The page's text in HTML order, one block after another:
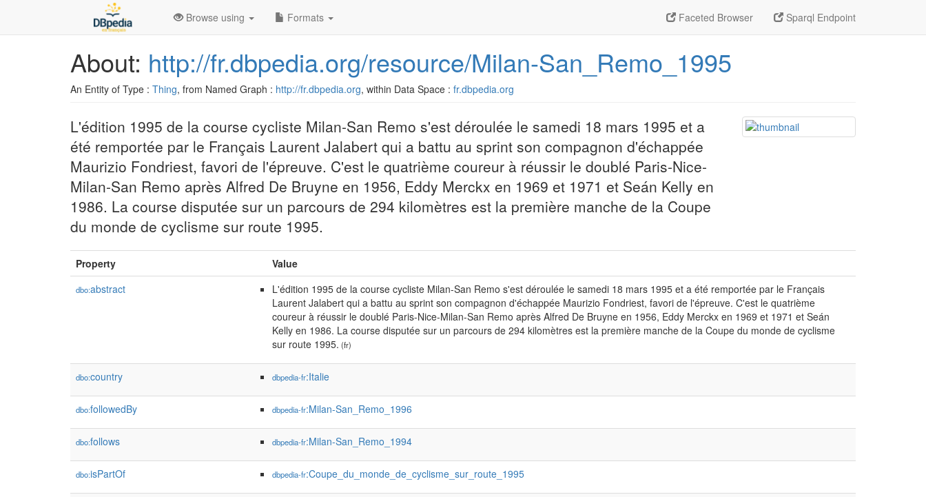
Faceted Browser Sparql Endpoint
Browse using Formats
About: http://fr.dbpedia.org/resource/Milan-San_Remo_1995
An Entity of Type : Thing, from Named Graph : http://fr.dbpedia.org, within Data Space : fr.dbpedia.org
L'édition 1995 de la course cycliste Milan-San Remo s'est déroulée le samedi 18 mars 1995 et a
été remportée par le Français Laurent Jalabert qui a battu au sprint son compagnon d'échappée
Maurizio Fondriest, favori de l'épreuve. C'est le quatrième coureur à réussir le doublé Paris-Nice-
Milan-San Remo après Alfred De Bruyne en 1956, Eddy Merckx en 1969 et 1971 et Seán Kelly en
1986. La course disputée sur un parcours de 294 kilomètres est la première manche de la Coupe
du monde de cyclisme sur route 1995.
Property Value
dbo:abstract
L'édition 1995 de la course cycliste Milan-San Remo s'est déroulée le samedi 18 mars 1995 et a été remportée par le Français
Laurent Jalabert qui a battu au sprint son compagnon d'échappée Maurizio Fondriest, favori de l'épreuve. C'est le quatrième
coureur à réussir le doublé Paris-Nice-Milan-San Remo après Alfred De Bruyne en 1956, Eddy Merckx en 1969 et 1971 et Seán
Kelly en 1986. La course disputée sur un parcours de 294 kilomètres est la première manche de la Coupe du monde de cyclisme
sur route 1995. (fr)
dbo:country dbpedia-fr:Italie
dbo:followedBy dbpedia-fr:Milan-San_Remo_1996
dbo:follows dbpedia-fr:Milan-San_Remo_1994
dbo:isPartOf dbpedia-fr:Coupe_du_monde_de_cyclisme_sur_route_1995